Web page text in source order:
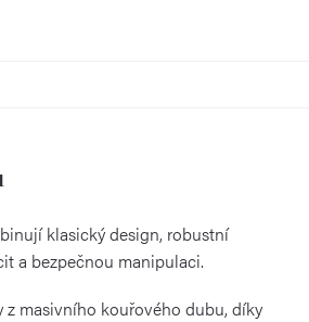
klasický design, robustní
a bezpečnou manipulaci.
z masivního kouřového dubu, díky